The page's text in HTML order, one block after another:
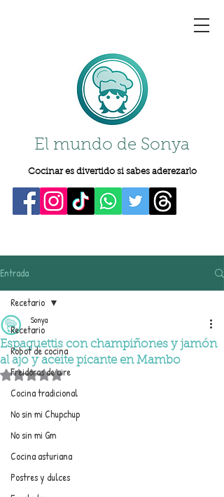
El mundo de Sonya
Cocinar es divertido si sabes aderezarlo
Entrada
Recetario
Robot de cocina
Freidoras de aire
Cocina tradicional
No sin mi Chupchup
No sin mi Gm
Cocina asturiana
Postres y dulces
Recetario
Espaguettis con champiñones y jamón
al ajo y aceite picante en Mambo
Sonya
Obtuvo NaN de 5 estrellas.